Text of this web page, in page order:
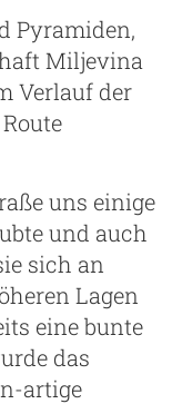
Pyramiden,
Miljevina
Verlauf der
uns einige
und auch
sich an
Lagen
eine bunte
das
artige